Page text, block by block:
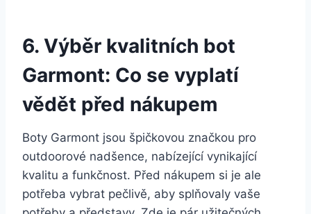
6. Výběr kvalitních bot
Garmont: Co se vyplatí
vědět před nákupem
Boty Garmont jsou špičkovou ⁣značkou ‍pro
outdoorové nadšence, nabízející vynikající
kvalitu a funkčnost. Před ⁤nákupem si je ale
potřeba vybrat pečlivě, aby splňovaly vaše ​